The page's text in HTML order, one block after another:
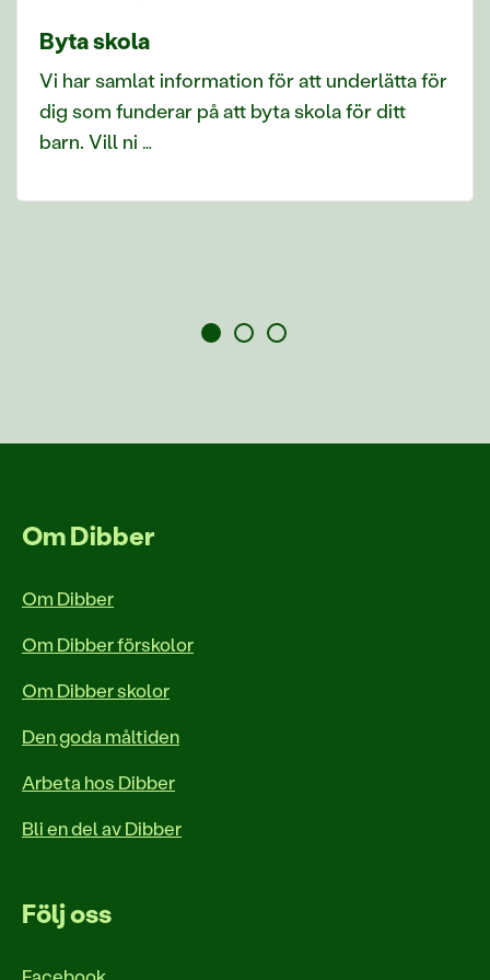
Byta skola
Vi har samlat information för att underlätta för
dig som funderar på att byta skola för ditt
barn. Vill ni …
Om Dibber
Om Dibber
Om Dibber förskolor
Om Dibber skolor
Den goda måltiden
Arbeta hos Dibber
Bli en del av Dibber
Följ oss